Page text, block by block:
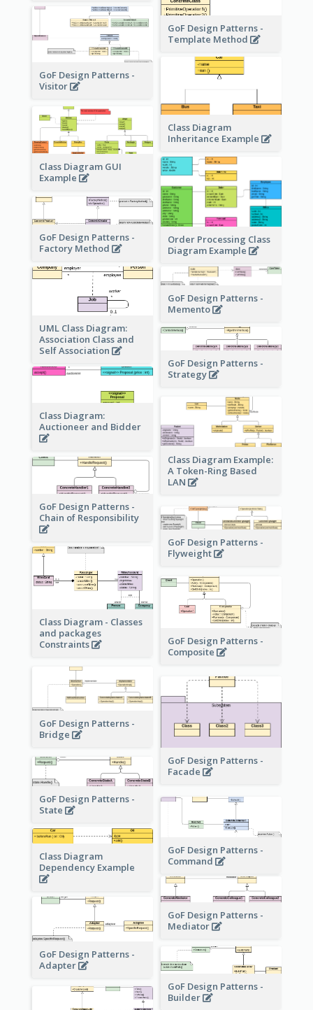
GoF Design Patterns -
Template Method
GoF Design Patterns -
Visitor
Class Diagram
Inheritance Example
Class Diagram GUI
Example
Order Processing Class
Diagram Example
GoF Design Patterns -
Factory Method
UML Class Diagram:
Association Class and
Self Association
GoF Design Patterns -
Memento
GoF Design Patterns -
Strategy
Class Diagram:
Auctioneer and Bidder
Class Diagram Example:
A Token-Ring Based
LAN
GoF Design Patterns -
Chain of Responsibility
GoF Design Patterns -
Flyweight
Class Diagram - Classes
and packages
Constraints
GoF Design Patterns -
Composite
GoF Design Patterns -
Bridge
GoF Design Patterns -
Facade
GoF Design Patterns -
State
GoF Design Patterns -
Command
Class Diagram
Dependency Example
GoF Design Patterns -
Mediator
GoF Design Patterns -
Adapter
GoF Design Patterns -
Builder